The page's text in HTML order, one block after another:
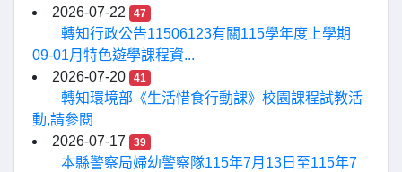
2026-07-22
47
轉知行政公告11506123有關115學年度上學期
09-01月特色遊學課程資...
2026-07-20
41
轉知環境部《生活惜食行動課》校園課程試教活
動,請參閱
2026-07-17
39
本縣警察局婦幼警察隊115年7月13日至115年7